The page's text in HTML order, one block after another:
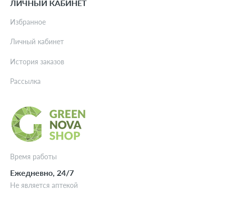
Время работы
Ежедневно, 24/7
Не является аптекой
ЛИЧНЫЙ КАБИНЕТ
Избранное
Личный кабинет
История заказов
Рассылка